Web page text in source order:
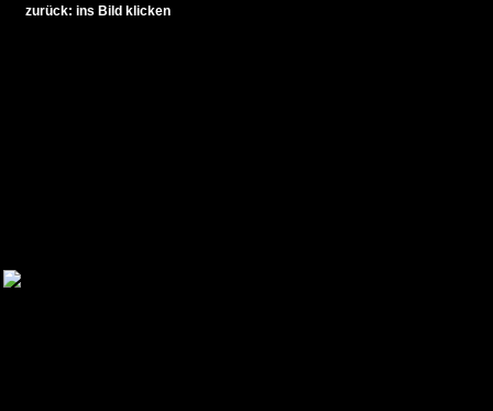
zurück: ins Bild klicken